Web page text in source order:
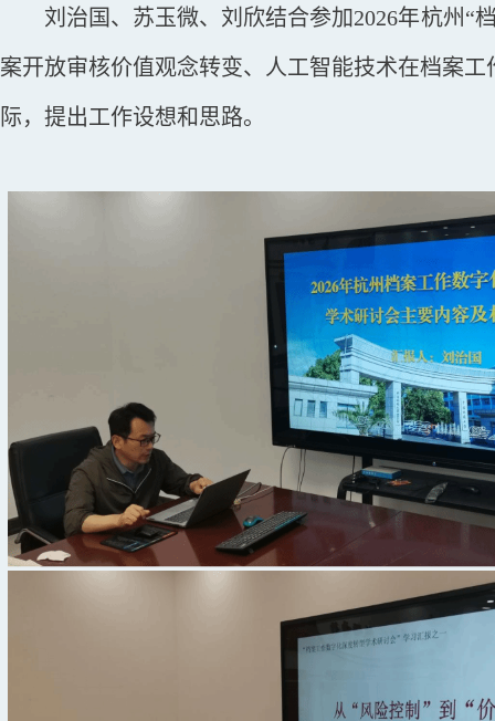
刘治国、苏玉微、刘欣结合参加2026年杭州“
案开放审核价值观念转变、人工智能技术在档案
际，提出工作设想和思路。